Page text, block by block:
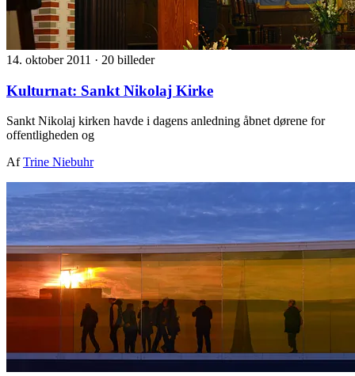
14. oktober 2011 · 20 billeder
Kulturnat: Sankt Nikolaj Kirke
Sankt Nikolaj kirken havde i dagens anledning åbnet dørene for
offentligheden og
AfTrine Niebuhr